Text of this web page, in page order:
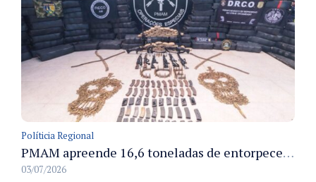
Políticia Regional
PMAM apreende 16,6 toneladas de entorpecentes e registra aumento nas prisões em flagrante e nas capturas de foragidos no primeiro semestre de 2026
03/07/2026